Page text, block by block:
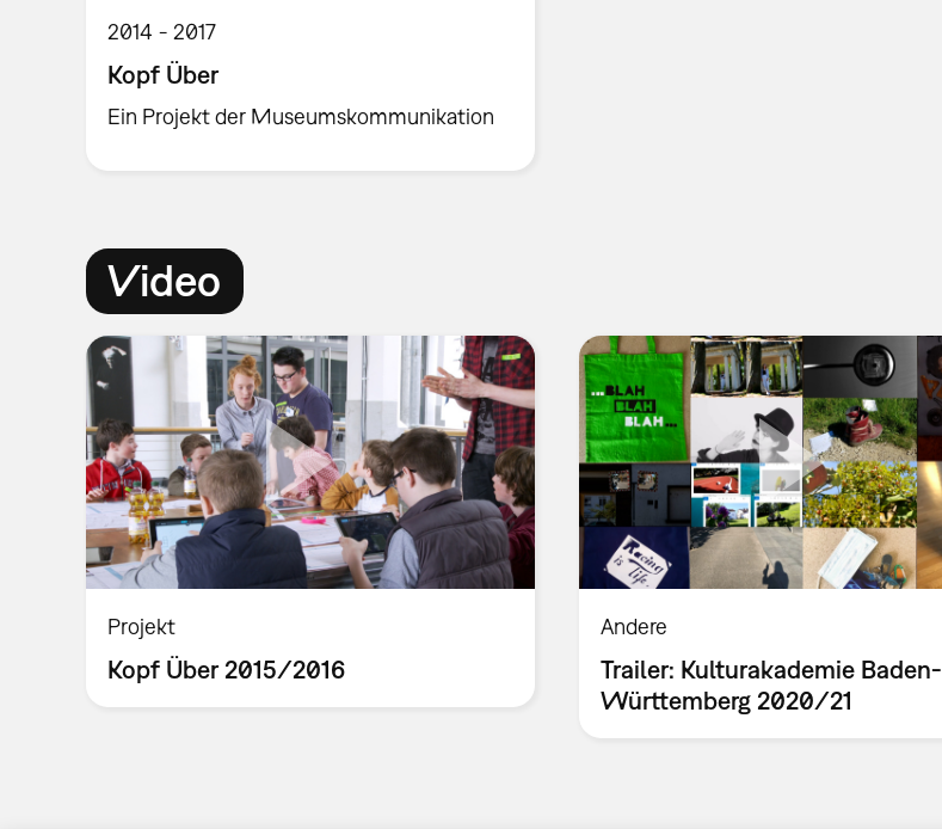
2014 2017
Kopf Über
Ein Projekt der Museumskommunikation
Video
Projekt
Kopf Über 2015/2016
Andere
Trailer: Kulturakademie Baden-
Württemberg 2020/21